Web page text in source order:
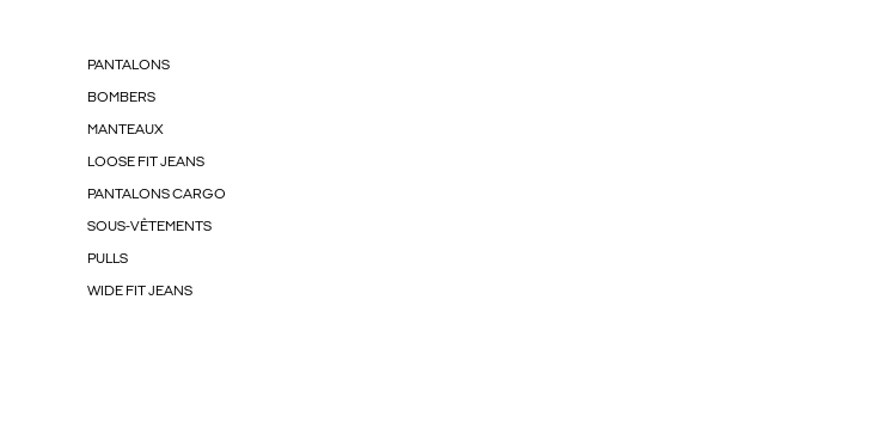
PANTALONS
BOMBERS
MANTEAUX
LOOSE FIT JEANS
PANTALONS CARGO
SOUS-VÊTEMENTS
PULLS
WIDE FIT JEANS